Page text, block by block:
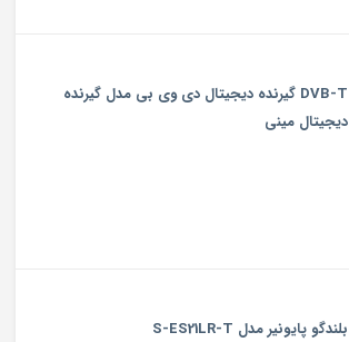
DVB-T گیرنده دیجیتال دی وی بی مدل گیرنده
دیجیتال مینی
بلندگو پایونیر مدل S-ES21LR-T